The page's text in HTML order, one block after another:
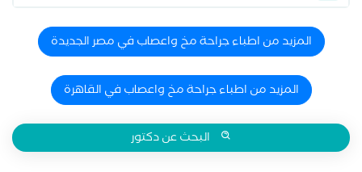
المزيد من اطباء جراحة مخ واعصاب في مصر الجديدة
المزيد من اطباء جراحة مخ واعصاب في القاهرة
البحث عن دكتور